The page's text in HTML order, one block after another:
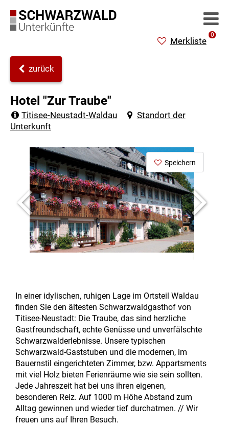
0
Merkliste
zurück
Hotel "Zur Traube"
Titisee-Neustadt-Waldau
Standort der
Unterkunft
Speichern
In einer idylischen, ruhigen Lage im Ortsteil Waldau
finden Sie den ältesten Schwarzwaldgasthof von
Titisee-Neustadt: Die Traube, das sind herzliche
Gastfreundschaft, echte Genüsse und unverfälschte
Schwarzwalderlebnisse. Unsere typischen
Schwarzwald-Gaststuben und die modernen, im
Bauernstil eingerichteten Zimmer, bzw. Appartsments
mit viel Holz bieten Ferienräume wie sie sein sollten.
Jede Jahreszeit hat bei uns ihren eigenen,
besonderen Reiz. Auf 1000 m Höhe Abstand zum
Alltag gewinnen und wieder tief durchatmen. // Wir
freuen uns auf Ihren Besuch.